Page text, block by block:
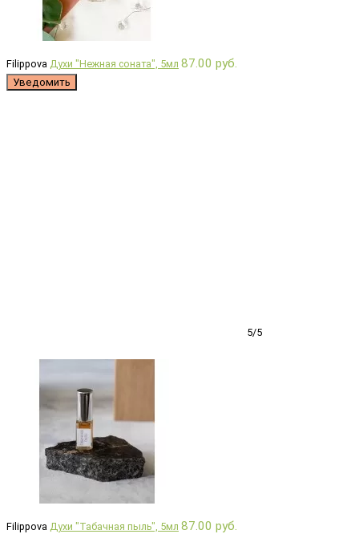
Filippova Духи "Нежная соната", 5мл 87.00 руб.
Уведомить
5/5
Filippova Духи "Табачная пыль", 5мл 87.00 руб.